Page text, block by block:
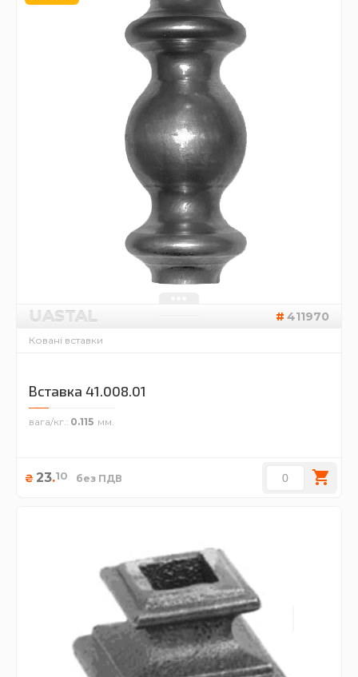
UASTAL 411970
Ковані вставки
Вставка 41.008.01
вага/кг. 0.115
₴ 23.10 без ПДВ